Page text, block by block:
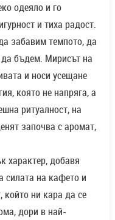
одеяло и го
и тиха радост.
забавим темпото, да
бъдем. Мирисът на
и носи усещане
която не напряга, а
ритуалност, на
започва с аромат,
характер, добавя
силата на кафето и
ни кара да се
дори в най-